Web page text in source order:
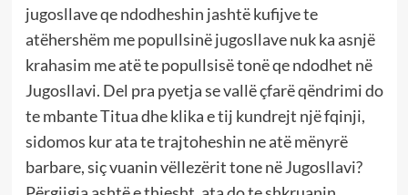
jugosllave qe ndodheshin jashtë kufijve te
atëhershëm me popullsinë jugosllave nuk ka asnjë
krahasim me atë te popullsisë tonë qe ndodhet në
Jugosllavi. Del pra pyetja se vallë çfarë qëndrimi do
te mbante Titua dhe klika e tij kundrejt një fqinji,
sidomos kur ata te trajtoheshin ne atë mënyrë
barbare, siç vuanin vëllezërit tone në Jugosllavi?